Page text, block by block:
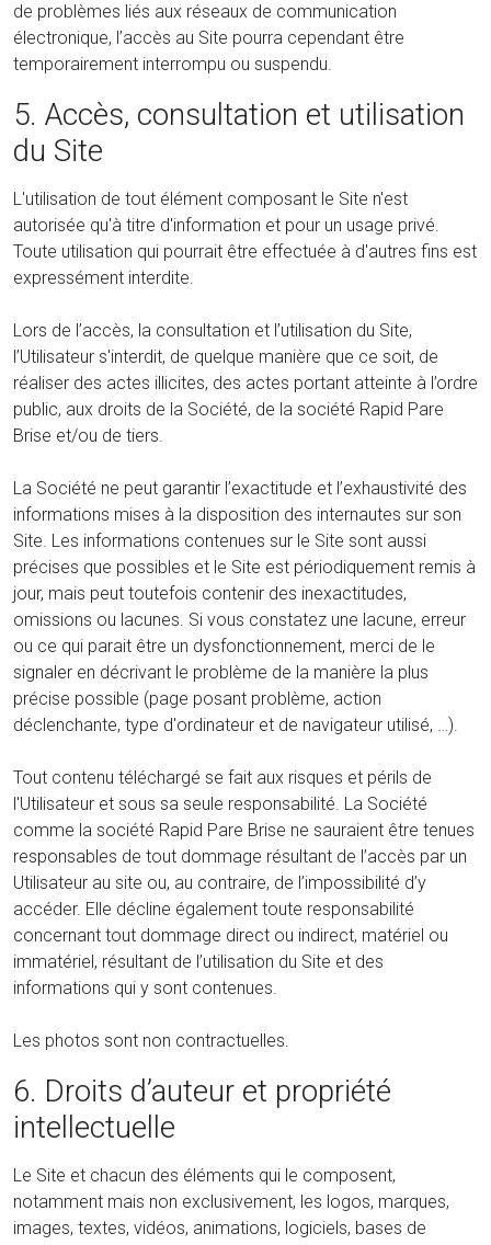
de problèmes liés aux réseaux de communication
électronique, l’accès au Site pourra cependant être
temporairement interrompu ou suspendu.
5. Accès, consultation et utilisation
du Site
L'utilisation de tout élément composant le Site n'est
autorisée qu'à titre d'information et pour un usage privé.
Toute utilisation qui pourrait être effectuée à d'autres fins est
expressément interdite.
Lors de l’accès, la consultation et l’utilisation du Site,
l’Utilisateur s'interdit, de quelque manière que ce soit, de
réaliser des actes illicites, des actes portant atteinte à l’ordre
public, aux droits de la Société, de la société Rapid Pare
Brise et/ou de tiers.
La Société ne peut garantir l’exactitude et l’exhaustivité des
informations mises à la disposition des internautes sur son
Site. Les informations contenues sur le Site sont aussi
précises que possibles et le Site est périodiquement remis à
jour, mais peut toutefois contenir des inexactitudes,
omissions ou lacunes. Si vous constatez une lacune, erreur
ou ce qui parait être un dysfonctionnement, merci de le
signaler en décrivant le problème de la manière la plus
précise possible (page posant problème, action
déclenchante, type d'ordinateur et de navigateur utilisé, …).
Tout contenu téléchargé se fait aux risques et périls de
l'Utilisateur et sous sa seule responsabilité. La Société
comme la société Rapid Pare Brise ne sauraient être tenues
responsables de tout dommage résultant de l’accès par un
Utilisateur au site ou, au contraire, de l’impossibilité d’y
accéder. Elle décline également toute responsabilité
concernant tout dommage direct ou indirect, matériel ou
immatériel, résultant de l’utilisation du Site et des
informations qui y sont contenues.
Les photos sont non contractuelles.
6. Droits d’auteur et propriété
intellectuelle
Le Site et chacun des éléments qui le composent,
notamment mais non exclusivement, les logos, marques,
images, textes, vidéos, animations, logiciels, bases de